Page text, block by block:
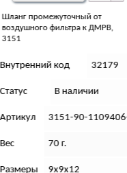
Шланг компенсирующий от
ДМРВ, ЗМЗ 409, 514
Внутренний код 32327
Статус В наличии
Артикул 3159-00-
Вес 250 г.
Размеры 10 х 20 х 10